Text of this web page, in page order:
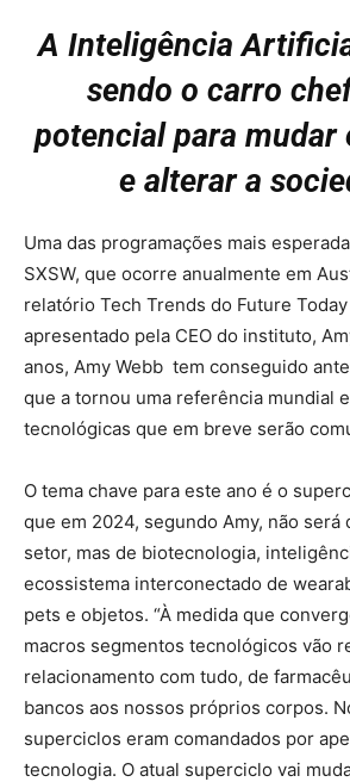
A Inteligência
sendo o carro
potencial para mudar
e alterar a
Uma das programações mais
SXSW, que ocorre anualmente em
relatório Tech Trends do Future
apresentado pela CEO do instituto,
anos, Amy Webb tem conseguido
que a tornou uma referência mundial
tecnológicas que em breve serão
O tema chave para este ano é o
que em 2024, segundo Amy, não será
setor, mas de biotecnologia,
ecossistema interconectado de
pets e objetos. “À medida que
macros segmentos tecnológicos vão
relacionamento com tudo, de
bancos aos nossos próprios corpos.
superciclos eram comandados por
tecnologia. O atual superciclo vai